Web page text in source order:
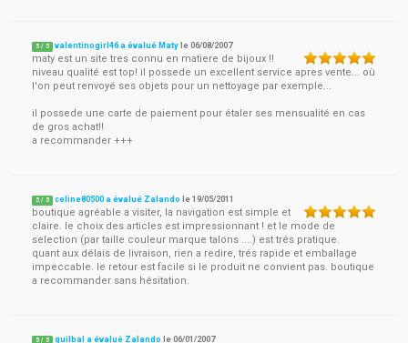
5 / 5 valentinogirl46 a évalué Maty le06/08/2007
maty est un site tres connu en matiere de bijoux !!
niveau qualité est top! il possede un excellent service apres vente... où
l'on peut renvoyé ses objets pour un nettoyage par exemple...
il possede une carte de paiement pour étaler ses mensualité en cas
de gros achat!!
a recommander +++
5 / 5 celine80500 a évalué Zalando le19/05/2011
boutique agréable a visiter, la navigation est simple et
claire. le choix des articles est impressionnant ! et le mode de
selection (par taille couleur marque talons ....) est trés pratique.
quant aux délais de livraison, rien a redire, trés rapide et emballage
impeccable. le retour est facile si le produit ne convient pas. boutique
a recommander sans hésitation.
5 / 5 guilbal a évalué Zalando le06/01/2007